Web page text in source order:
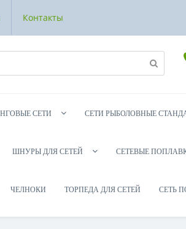
Контакты
СЕТИ СЕТИ РЫБОЛОВНЫЕ
ШНУРЫ ДЛЯ СЕТЕЙ СЕТЕВЫЕ
ЧЕЛНОКИ ТОРПЕДА ДЛЯ СЕТЕЙ СЕТЬ